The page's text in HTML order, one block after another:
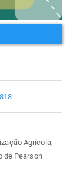
Agrícola,
de Pearson